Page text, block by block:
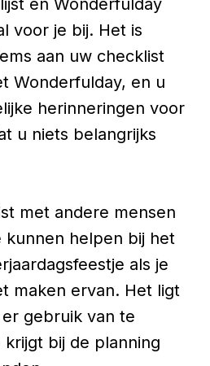
en Wonderfulday
voor je bij. Het is
aan uw checklist
Wonderfulday, en u
herinneringen voor
u niets belangrijks
met andere mensen
kunnen helpen bij het
als je
maken ervan. Het ligt
gebruik van te
krijgt bij de planning